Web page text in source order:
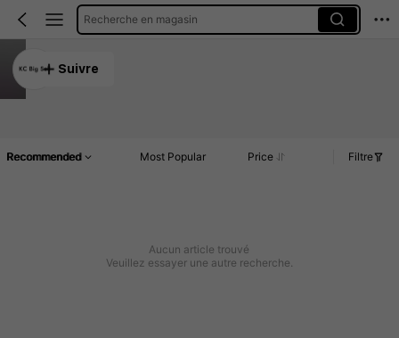
Recherche en magasin
Suivre
Recommended Most Popular Price Filtre
Aucun article trouvé
Veuillez essayer une autre recherche.